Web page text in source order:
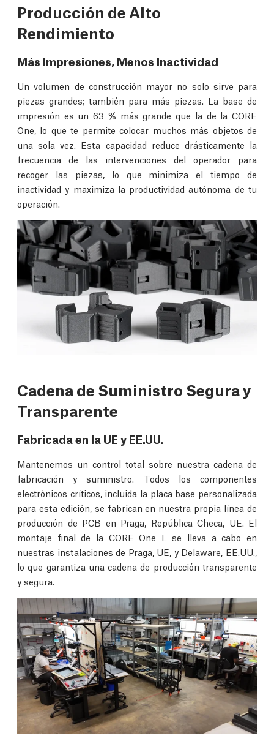
Producción de Alto
Rendimiento
Más Impresiones, Menos Inactividad
Un volumen de construcción mayor no solo sirve para
piezas grandes; también para más piezas. La base de
impresión es un 63 % más grande que la de la CORE
One, lo que te permite colocar muchos más objetos de
una sola vez. Esta capacidad reduce drásticamente la
frecuencia de las intervenciones del operador para
recoger las piezas, lo que minimiza el tiempo de
inactividad y maximiza la productividad autónoma de tu
operación.
Cadena de Suministro Segura y
Transparente
Fabricada en la UE y EE.UU.
Mantenemos un control total sobre nuestra cadena de
fabricación y suministro. Todos los componentes
electrónicos críticos, incluida la placa base personalizada
para esta edición, se fabrican en nuestra propia línea de
producción de PCB en Praga, República Checa, UE. El
montaje final de la CORE One L se lleva a cabo en
nuestras instalaciones de Praga, UE, y Delaware, EE.UU.,
lo que garantiza una cadena de producción transparente
y segura.